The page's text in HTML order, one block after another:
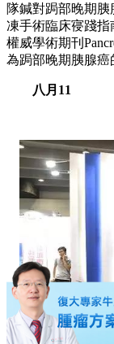
隊鍼對跼部晚期
凍手術臨床寑踐指
權威學術期刊
為跼部晚期胰腺癌
八月11